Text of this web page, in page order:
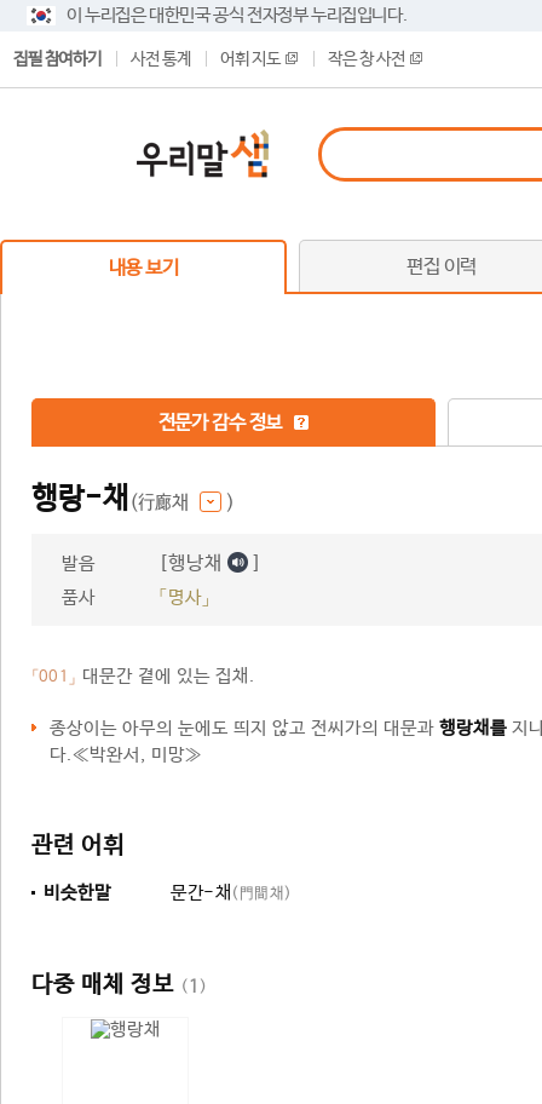
이 누리집은 대한민국 공식 전자정부 누리집입니다.
집필 참여하기 사전 통계 어휘 지도 작은 창 사전
내용 보기 편집 이력
전문가 감수 정보
행랑-채 (行廊채 )
발음 [행낭채 ]
품사 「명사」
「001」 대문간 곁에 있는 집채.
종상이는 아무의 눈에도 띄지 않고 전씨가의 대문과 행랑채를 지
다.≪박완서, 미망≫
관련 어휘
비슷한말 문간-채 (門間채)
다중 매체 정보 (1 )